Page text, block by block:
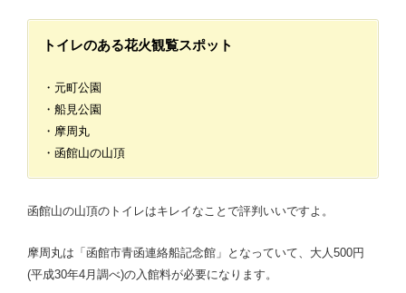
トイレのある花火観覧スポット
・元町公園
・船見公園
・摩周丸
・函館山の山頂
函館山の山頂のトイレはキレイなことで評判いいですよ。
摩周丸は「函館市青函連絡船記念館」となっていて、大人500円
(平成30年4月調べ)の入館料が必要になります。